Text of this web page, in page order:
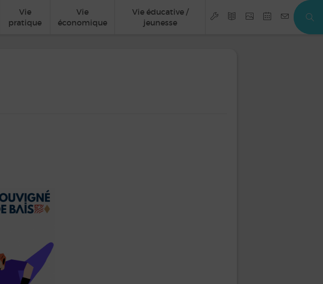
Vie
pratique
Vie
économique
Vie éducative /
jeunesse